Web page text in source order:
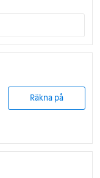
Räkna på